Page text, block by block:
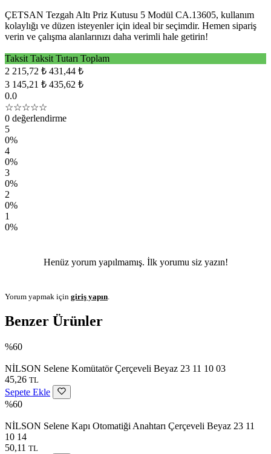
ÇETSAN Tezgah Altı Priz Kutusu 5 Modül CA.13605, kullanım
kolaylığı ve düzen isteyenler için ideal bir seçimdir. Hemen sipariş
verin ve çalışma alanlarınızı daha verimli hale getirin!
Taksit Taksit Tutarı Toplam
2 215,72 ₺ 431,44 ₺
3 145,21 ₺ 435,62 ₺
0.0
☆☆☆☆☆
0 değerlendirme
5
0%
4
0%
3
0%
2
0%
1
0%
Henüz yorum yapılmamış. İlk yorumu siz yazın!
Yorum yapmak için giriş yapın
Benzer Ürünler
%60
NİLSON Selene Komütatör Çerçeveli Beyaz 23 11 10 03
45,26 TL
Sepete Ekle
%60
NİLSON Selene Kapı Otomatiği Anahtarı Çerçeveli Beyaz 23 11
10 14
50,11 TL